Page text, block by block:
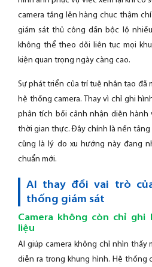
camera tăng lên hàng chục thậm
giám sát thủ công dần bộc lộ
không thể theo dõi liên tục mọi
kiện quan trọng ngày càng cao.
Sự phát triển của trí tuệ nhân tạo đã
hệ thống camera. Thay vì chỉ ghi
phân tích bối cảnh nhận diện hành
thời gian thực. Đây chính là nền tảng
cũng là lý do xu hướng này đang
chuẩn mới.
AI thay đổi vai trò
thống giám sát
Camera không còn chỉ ghi
liệu
AI giúp camera không chỉ nhìn thấy
diễn ra trong khung hình. Hệ thống